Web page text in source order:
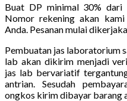
Buat DP minimal 30% dari
Nomor rekening akan
Anda. Pesanan mulai
Pembuatan jas laboratorium
lab akan dikirim menjadi
jas lab bervariatif
antrian. Sesudah
ongkos kirim dibayar barang